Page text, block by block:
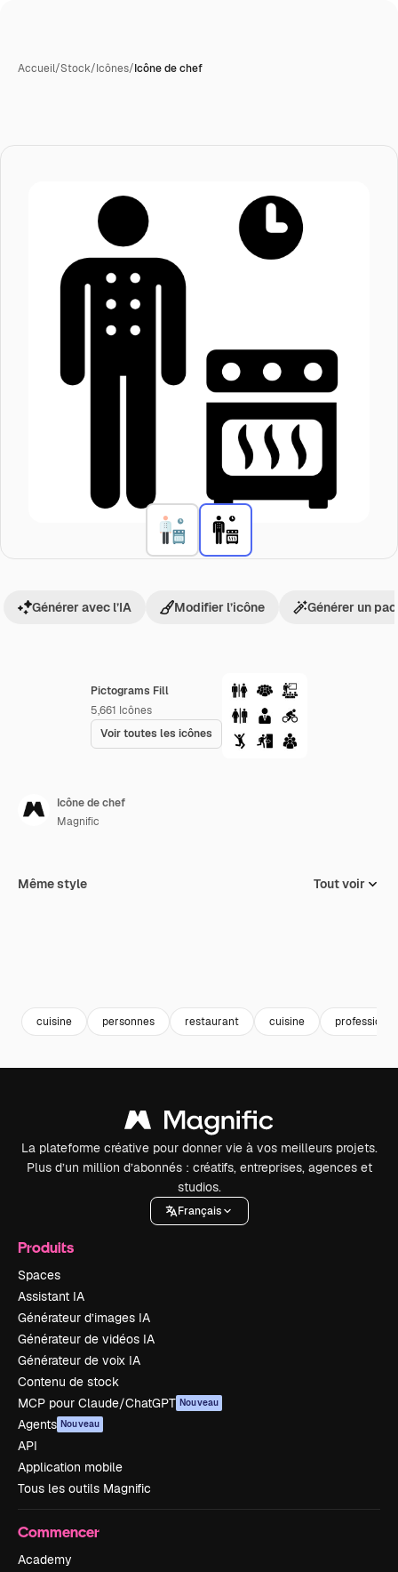
Accueil/Stock/Icônes/Icône de chef
Pictograms Fill
5,661 Icônes
Voir toutes les icônes
Générer avec l’IA Modifier l’icône Générer un
Icône de chef
Magnific
Même style Tout voir
cuisine personnes restaurant cuisine profession
La plateforme créative pour donner vie à vos meilleurs projets.
Plus d’un million d’abonnés : créatifs, entreprises, agences et
studios.
Français
Produits
Spaces
Assistant IA
Générateur d’images IA
Générateur de vidéos IA
Générateur de voix IA
Contenu de stock
MCP pour Claude/ChatGPT Nouveau
Agents Nouveau
API
Application mobile
Tous les outils Magnific
Commencer
Academy